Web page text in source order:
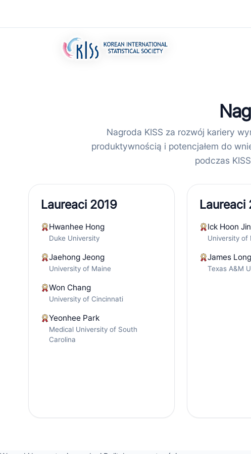
Nagroda KISS za rozwój kariery
produktywnością i potencjałem do
podczas
Laureaci 2019
Hwanhee Hong
Duke University
Jaehong Jeong
University of Maine
Won Chang
University of Cincinnati
Yeonhee Park
Medical University of South
Carolina
Laureaci
Ick Hoon Jin
University of
James Long
Texas A&M